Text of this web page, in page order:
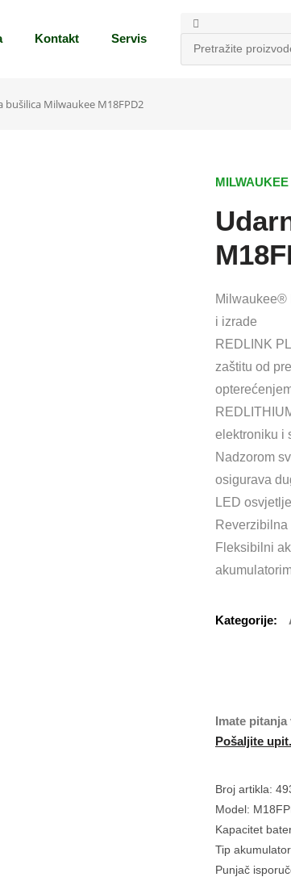
Kontakt Servis
bušilica Milwaukee M18FPD2
MILWAUKEE
Milwaukee®
i izrade
REDLINK
zaštitu od
elektroniku i
Nadzorom
osigurava
LED
Fleksibilni
Kategorije:
Imate
Pošaljite upit.
Broj artikla:
Model:
Kapacitet
Tip
Punjač